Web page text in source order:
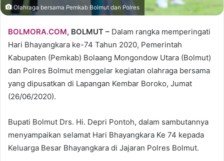
Olahraga bersama Pemkab Bolmut dan Polres
BOLMORA.COM, BOLMUT – Dalam rangka memperingati
Hari Bhayangkara ke-74 Tahun 2020, Pemerintah
Kabupaten (Pemkab) Bolaang Mongondow Utara (Bolmut)
dan Polres Bolmut menggelar kegiatan olahraga bersama
yang dipusatkan di Lapangan Kembar Boroko, Jumat
(26/06/2020).
Bupati Bolmut Drs. Hi. Depri Pontoh, dalam sambutannya
menyampaikan selamat Hari Bhayangkara Ke 74 kepada
Keluarga Besar Bhayangkara di Jajaran Polres Bolmut.